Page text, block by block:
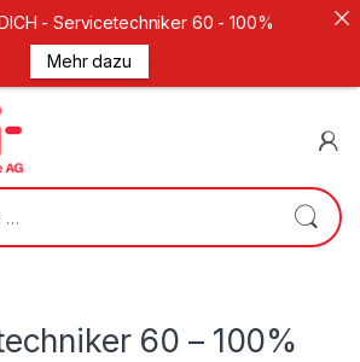
60 – 100%
- Servicetechniker 60 - 100%
Mehr dazu